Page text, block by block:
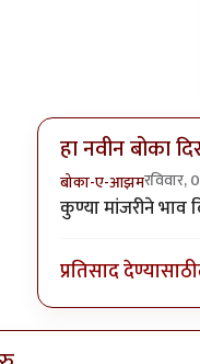
हा नवीन बोका
बोका-ए-आझम
In reply toहलकट
कुण्या मांजरीने भाव
प्रतिसाद देण्यासाठी